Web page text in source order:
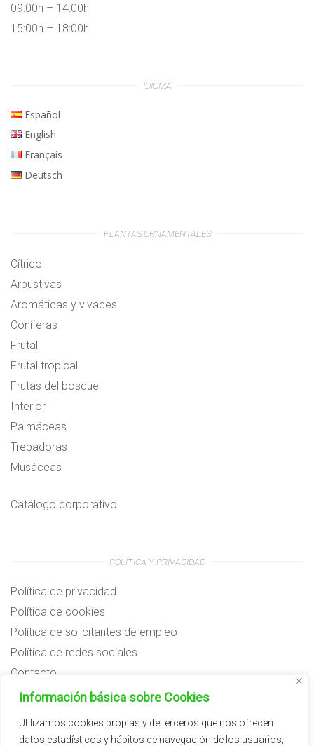
Información básica sobre Cookies
Utilizamos cookies propias y de terceros que nos ofrecen
datos estadísticos y hábitos de navegación de los usuarios;
09:00h – 14:00h
15:00h – 18:00h
IDIOMA
Español
English
Français
Deutsch
PLANTAS ORNAMENTALES
Cítrico
Arbustivas
Aromáticas y vivaces
Coníferas
Frutal
Frutal tropical
Frutas del bosque
Interior
Palmáceas
Trepadoras
Musáceas
Catálogo corporativo
POLÍTICA Y PRIVACIDAD
Política de privacidad
Política de cookies
Política de solicitantes de empleo
Política de redes sociales
Contacto
Preguntas frecuentes